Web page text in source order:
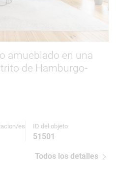
amueblado en una
de Hamburgo-
es ID del objeto
51501
Todos los detalles